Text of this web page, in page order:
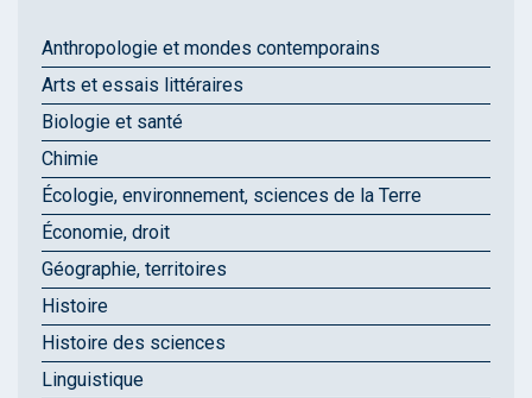
Anthropologie et mondes contemporains
Arts et essais littéraires
Biologie et santé
Chimie
Écologie, environnement, sciences de la Terre
Économie, droit
Géographie, territoires
Histoire
Histoire des sciences
Linguistique